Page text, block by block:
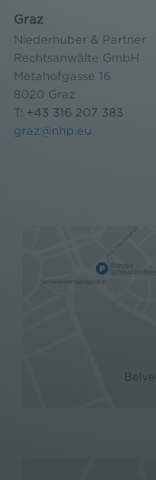
Graz
Niederhuber & Partner
Rechtsanwälte GmbH
Metahofgasse 16
8020 Graz
T: +43 316 207 383
graz@nhp.eu